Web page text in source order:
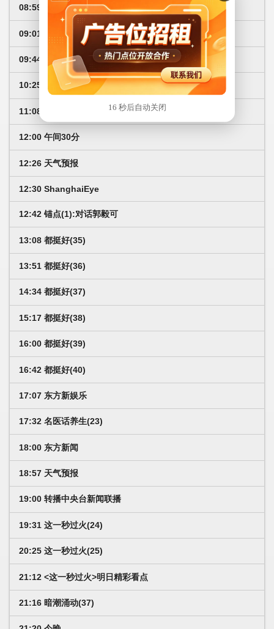
08:59 天气预报
09:01 风吹半夏(10)
09:44 风吹半夏(11)
10:25 风吹半夏(12)
11:08 风吹半夏(13)
12:00 午间30分
12:26 天气预报
12:30 ShanghaiEye
12:42 锚点(1):对话郭毅可
13:08 都挺好(35)
13:51 都挺好(36)
14:34 都挺好(37)
15:17 都挺好(38)
16:00 都挺好(39)
16:42 都挺好(40)
17:07 东方新娱乐
17:32 名医话养生(23)
18:00 东方新闻
18:57 天气预报
19:00 转播中央台新闻联播
19:31 这一秒过火(24)
20:25 这一秒过火(25)
21:12 <这一秒过火>明日精彩看点
21:16 暗潮涌动(37)
16 秒后自动关闭